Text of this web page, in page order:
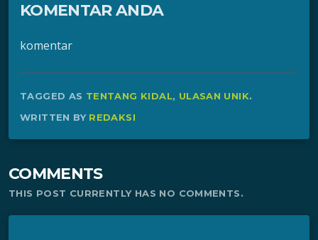
KOMENTAR ANDA
komentar
TAGGED AS TENTANG KIDAL, ULASAN UNIK.
WRITTEN BY REDAKSI
COMMENTS
THIS POST CURRENTLY HAS NO COMMENTS.